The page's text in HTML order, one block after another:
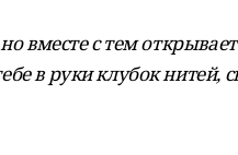
но вместе с тем
в руки клубок нитей,